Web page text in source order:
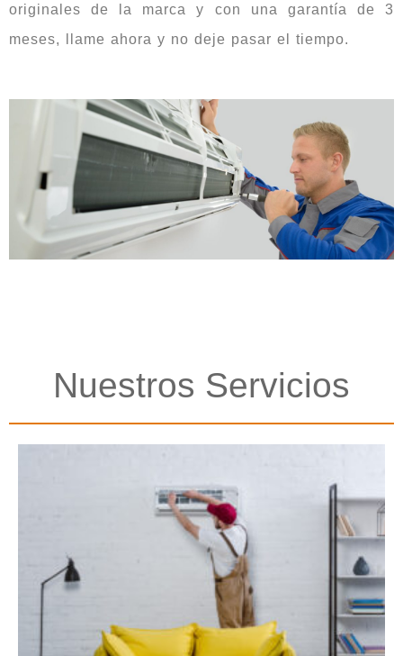
originales de la marca y con una garantía de 3
meses, llame ahora y no deje pasar el tiempo.
Nuestros Servicios